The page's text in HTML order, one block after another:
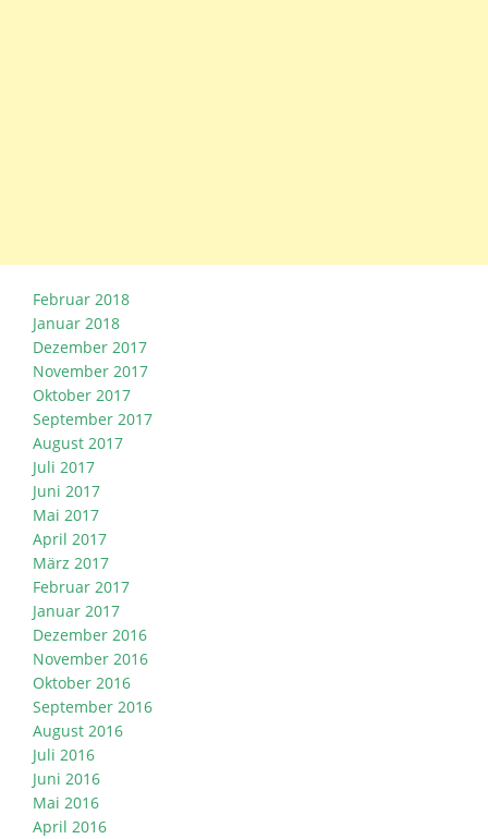
Februar 2018
Januar 2018
Dezember 2017
November 2017
Oktober 2017
September 2017
August 2017
Juli 2017
Juni 2017
Mai 2017
April 2017
März 2017
Februar 2017
Januar 2017
Dezember 2016
November 2016
Oktober 2016
September 2016
August 2016
Juli 2016
Juni 2016
Mai 2016
April 2016